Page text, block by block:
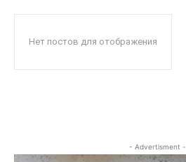
Нет постов для отображения
- Advertisment -